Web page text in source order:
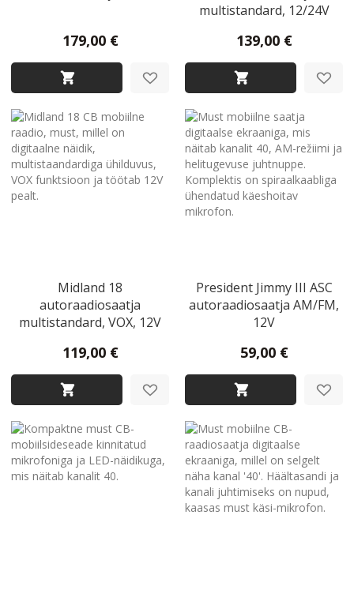
179,00 €
multistandard, 12/24V
139,00 €
Midland 18
autoraadiosaatja
multistandard, VOX, 12V
119,00 €
President Jimmy III ASC
autoraadiosaatja AM/FM,
12V
59,00 €